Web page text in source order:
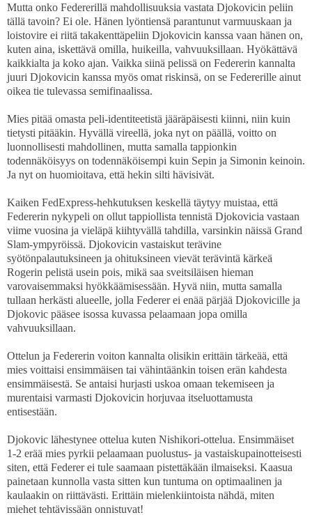
Mutta onko Federerillä mahdollisuuksia vastata Djokovicin peliin
tällä tavoin? Ei ole. Hänen lyöntiensä parantunut varmuuskaan ja
loistovire ei riitä takakenttäpeliin Djokovicin kanssa vaan hänen on,
kuten aina, iskettävä omilla, huikeilla, vahvuuksillaan. Hyökättävä
kaikkialta ja koko ajan. Vaikka siinä pelissä on Federerin kannalta
juuri Djokovicin kanssa myös omat riskinsä, on se Federerille ainut
oikea tie tulevassa semifinaalissa.
Mies pitää omasta peli-identiteetistä jääräpäisesti kiinni, niin kuin
tietysti pitääkin. Hyvällä vireellä, joka nyt on päällä, voitto on
luonnollisesti mahdollinen, mutta samalla tappionkin
todennäköisyys on todennäköisempi kuin Sepin ja Simonin keinoin.
Ja nyt on huomioitava, että hekin silti hävisivät.
Kaiken FedExpress-hehkutuksen keskellä täytyy muistaa, että
Federerin nykypeli on ollut tappiollista tennistä Djokovicia vastaan
viime vuosina ja vieläpä kiihtyvällä tahdilla, varsinkin näissä Grand
Slam-ympyröissä. Djokovicin vastaiskut terävine
syötönpalautuksineen ja ohituksineen vievät terävintä kärkeä
Rogerin pelistä usein pois, mikä saa sveitsiläisen hieman
varovaisemmaksi hyökkäämisessään. Hyvä niin, mutta samalla
tullaan herkästi alueelle, jolla Federer ei enää pärjää Djokovicille ja
Djokovic pääsee isossa kuvassa pelaamaan jopa omilla
vahvuuksillaan.
Ottelun ja Federerin voiton kannalta olisikin erittäin tärkeää, että
mies voittaisi ensimmäisen tai vähintäänkin toisen erän kahdesta
ensimmäisestä. Se antaisi hurjasti uskoa omaan tekemiseen ja
murentaisi varmasti Djokovicin horjuvaa itseluottamusta
entisestään.
Djokovic lähestynee ottelua kuten Nishikori-ottelua. Ensimmäiset
1-2 erää mies pyrkii pelaamaan puolustus- ja vastaiskupainotteisesti
siten, että Federer ei tule saamaan pistettäkään ilmaiseksi. Kaasua
painetaan kunnolla vasta sitten kun tuntuma on optimaalinen ja
kaulaakin on riittävästi. Erittäin mielenkiintoista nähdä, miten
miehet tehtävissään onnistuvat!